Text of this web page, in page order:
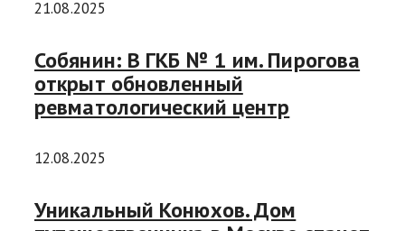
21.08.2025
Собянин: В ГКБ № 1 им. Пирогова
открыт обновленный
ревматологический центр
12.08.2025
Уникальный Конюхов. Дом